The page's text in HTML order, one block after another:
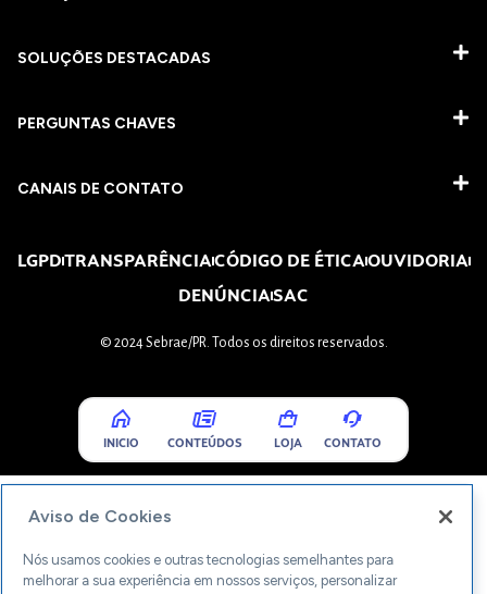
SOLUÇÕES DESTACADAS
PERGUNTAS CHAVES​
CANAIS DE CONTATO
LGPDTRANSPARÊNCIACÓDIGO DE ÉTICAOUVIDORIA
DENÚNCIASAC
© 2024 Sebrae/PR. Todos os direitos reservados.
INICIO CONTEÚDOS LOJA CONTATO
Aviso de Cookies
Nós usamos cookies e outras tecnologias semelhantes para
melhorar a sua experiência em nossos serviços, personalizar